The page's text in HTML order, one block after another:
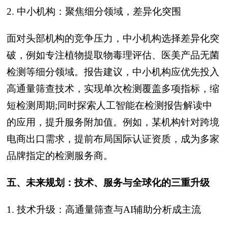
2. 中小机构：聚焦细分领域，差异化突围
面对头部机构的竞争压力，中小机构选择差异化突
破，例如专注植物提取物毒理评估、医美产品无菌
检测等细分领域。报告建议，中小机构应优先投入
高通量筛查技术，实现单次检测覆盖多项指标，缩
短检测周期;同时探索人工智能在检测报告解读中
的应用，提升服务附加值。例如，某机构针对跨境
电商出口需求，提前布局国际认证资质，成为多家
品牌指定的检测服务商。
五、未来规划：技术、服务与全球化的三重升级
1. 技术升级：高通量筛查与AI辅助分析成主流